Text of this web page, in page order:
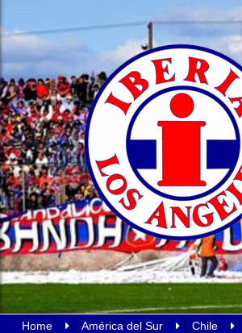
Home América del Sur Chile